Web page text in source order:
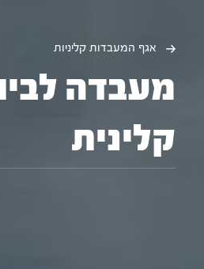
אגף המעבדות קליניות
מעבדה
קלינית